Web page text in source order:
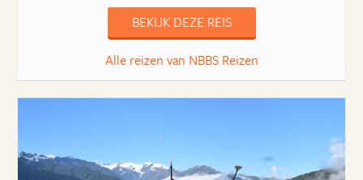
BEKIJK DEZE REIS
Alle reizen van NBBS Reizen